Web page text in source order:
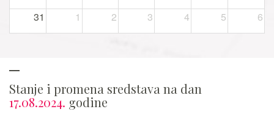
31 1 2 3 4 5 6
Stanje i promena sredstava na dan
17.08.2024. godine